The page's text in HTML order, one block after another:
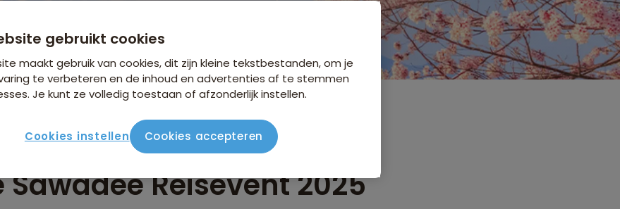
Reisevent 2025
gebruikt cookies
maakt gebruik van cookies, dit zijn kleine tekstbestanden, om je
te verbeteren en de inhoud en advertenties af te stemmen
Je kunt ze volledig toestaan of afzonderlijk instellen.
Cookies instellen Cookies accepteren